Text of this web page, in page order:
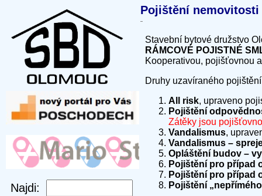
Pojištění nemovitosti
Stavební bytové družstvo
RÁMCOVÉ POJISTNÉ
Kooperativou, pojišťovnou
Druhy uzavíraného
All risk, upraveno
Pojištění
Zátěky jsou
Vandalismus,
Vandalismus –
Opláštění budov –
Pojištění pro případ
Pojištění pro případ
Pojištění